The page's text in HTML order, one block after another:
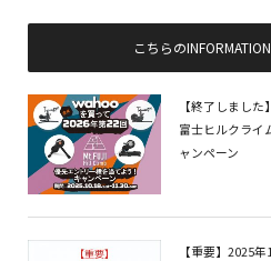
こちらの
【終了しまし
富士ヒルクライ
ャンペーン
【重要】2025